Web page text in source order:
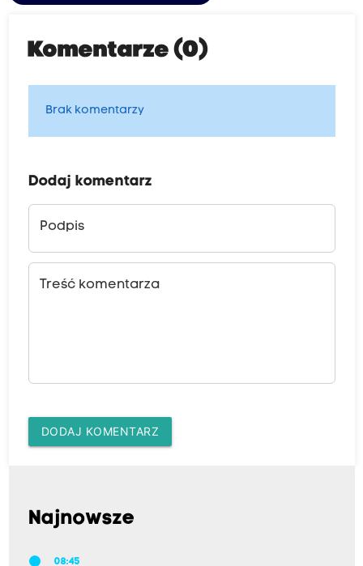
Komentarze (0)
Brak komentarzy
Dodaj komentarz
Podpis
Treść komentarza
DODAJ KOMENTARZ
Najnowsze
08:45